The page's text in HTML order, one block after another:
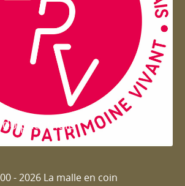
du patrimoie
- 2026 La malle en coin